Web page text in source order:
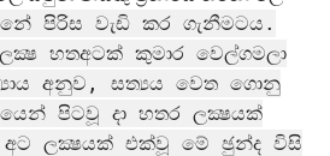
පිරිස වැඩි කර ගැනීමටය.
හතඅටක් කුමාර වෙල්ගමලා
අනුව, සත්‍යය වෙත ගොනු
පිටවූ දා හතර ලක්‍ෂයක්
ලක්‍ෂයක් එක්වූ මේ ඡුන්ද විසි